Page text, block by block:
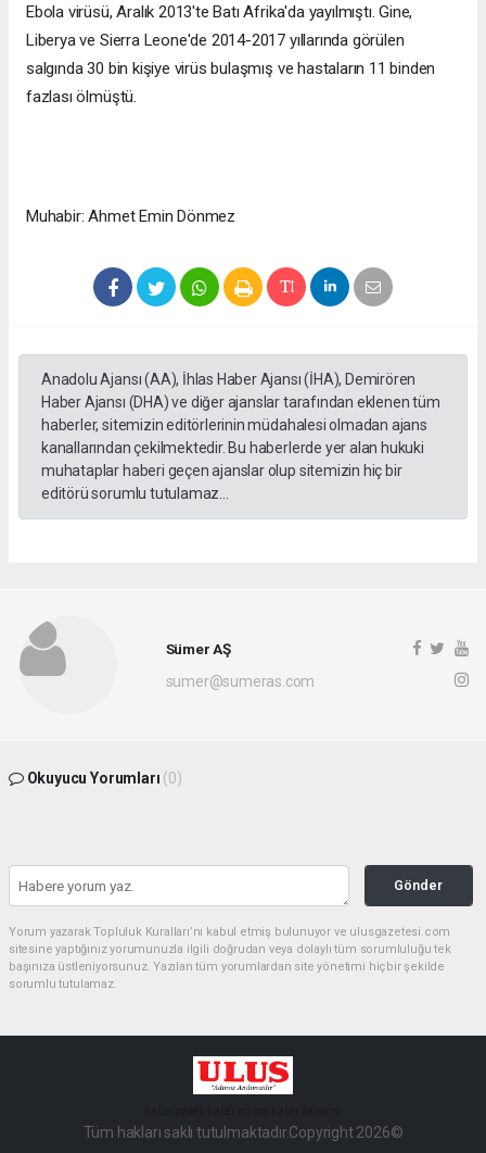
Ebola virüsü, Aralık 2013'te Batı Afrika'da yayılmıştı. Gine,
Liberya ve Sierra Leone'de 2014-2017 yıllarında görülen
salgında 30 bin kişiye virüs bulaşmış ve hastaların 11 binden
fazlası ölmüştü.
Muhabir: Ahmet Emin Dönmez
Anadolu Ajansı (AA), İhlas Haber Ajansı (İHA), Demirören
Haber Ajansı (DHA) ve diğer ajanslar tarafından eklenen tüm
haberler, sitemizin editörlerinin müdahalesi olmadan ajans
kanallarından çekilmektedir. Bu haberlerde yer alan hukuki
muhataplar haberi geçen ajanslar olup sitemizin hiç bir
editörü sorumlu tutulamaz...
Sümer AŞ
sumer@sumeras.com
Okuyucu Yorumları (0)
Gönder
Yorum yazarak Topluluk Kuralları’nı kabul etmiş bulunuyor ve ulusgazetesi.com
sitesine yaptığınız yorumunuzla ilgili doğrudan veya dolaylı tüm sorumluluğu tek
başınıza üstleniyorsunuz. Yazılan tüm yorumlardan site yönetimi hiçbir şekilde
sorumlu tutulamaz.
Tüm hakları saklı tutulmaktadır.Copyright 2026©